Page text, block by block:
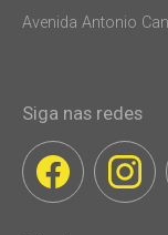
Avenida Antonio
Siga nas redes